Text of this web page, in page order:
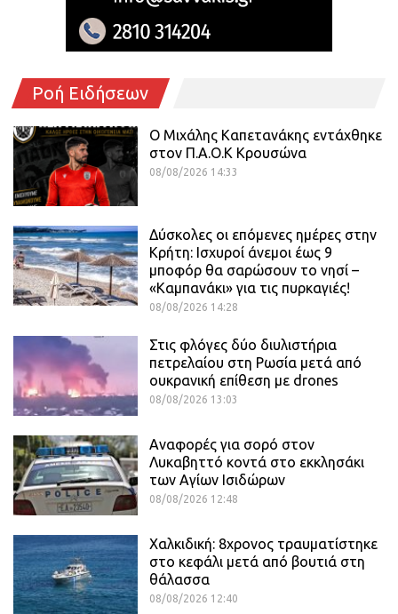
Ροή Ειδήσεων
O Mιχάλης Καπετανάκης εντάχθηκε
στον Π.Α.Ο.Κ Κρουσώνα
08/08/2026 14:33
Δύσκολες οι επόμενες ημέρες στην
Κρήτη: Ισχυροί άνεμοι έως 9
μποφόρ θα σαρώσουν το νησί –
«Καμπανάκι» για τις πυρκαγιές!
08/08/2026 14:28
Στις φλόγες δύο διυλιστήρια
πετρελαίου στη Ρωσία μετά από
ουκρανική επίθεση με drones
08/08/2026 13:03
Αναφορές για σορό στον
Λυκαβηττό κοντά στο εκκλησάκι
των Αγίων Ισιδώρων
08/08/2026 12:48
Χαλκιδική: 8χρονος τραυματίστηκε
στο κεφάλι μετά από βουτιά στη
θάλασσα
08/08/2026 12:40